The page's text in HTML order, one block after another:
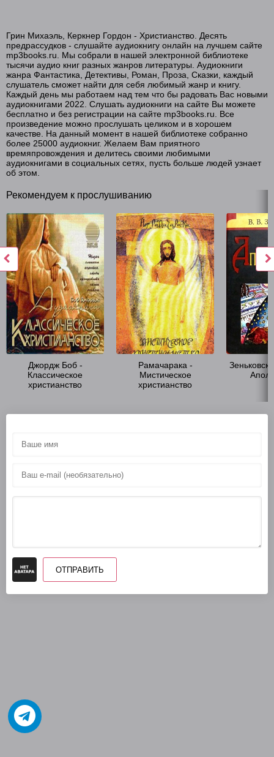
Грин Михаэль, Керкнер Гордон - Христианство. Десять
предрассудков - слушайте аудиокнигу онлайн на лучшем сайте
mp3books.ru. Мы собрали в нашей электронной библиотеке
тысячи аудио книг разных жанров литературы. Аудиокниги
жанра Фантастика, Детективы, Роман, Проза, Сказки, каждый
слушатель сможет найти для себя любимый жанр и книгу.
Каждый день мы работаем над тем что бы радовать Вас новыми
аудиокнигами 2022. Слушать аудиокниги на сайте Вы можете
бесплатно и без регистрации на сайте mp3books.ru. Все
произведение можно прослушать целиком и в хорошем
качестве. На данный момент в нашей библиотеке собранно
более 25000 аудиокниг. Желаем Вам приятного
времяпровождения и делитесь своими любимыми
аудиокнигами в социальных сетях, пусть больше людей узнает
об этом.
Рекомендуем к прослушиванию
Джордж Боб -
Классическое
христианство
Рамачарака -
Мистическое
христианство
ОТПРАВИТЬ